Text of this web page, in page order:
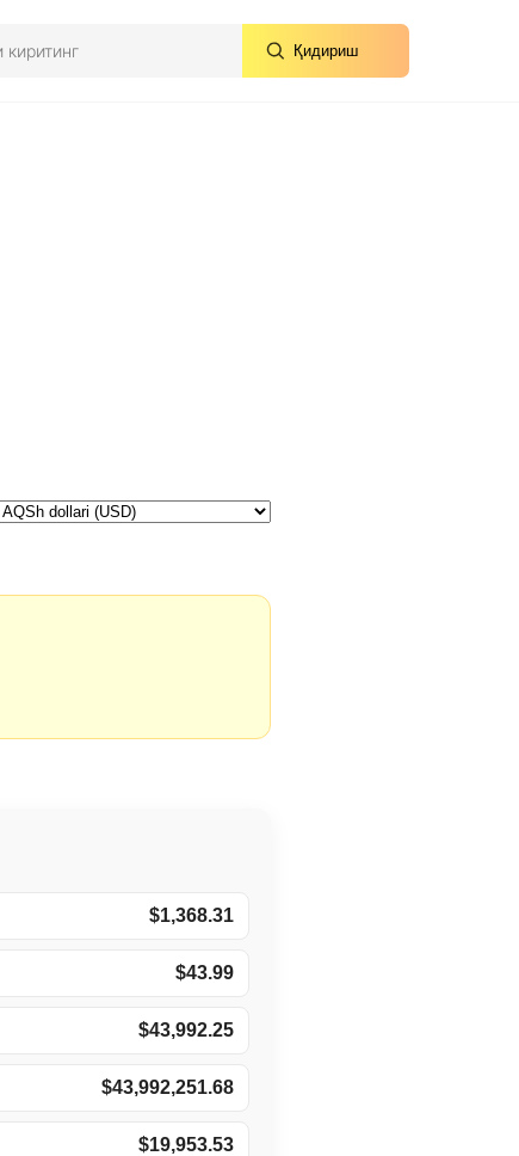
Қидириш
$1,368.31
$43.99
$43,992.25
$43,992,251.68
$19,953.53